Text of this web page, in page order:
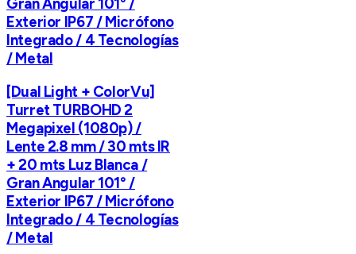
Exterior IP67 / Micrófono
Integrado / 4 Tecnologías
/ Metal
[Dual Light + ColorVu]
Turret TURBOHD 2
Megapixel (1080p) /
Lente 2.8 mm / 30 mts IR
+ 20 mts Luz Blanca /
Gran Angular 101° /
Exterior IP67 / Micrófono
Integrado / 4 Tecnologías
/ Metal